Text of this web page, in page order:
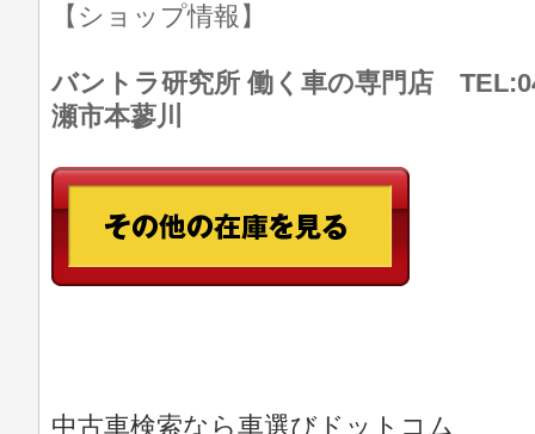
【ショップ情報】
バントラ研究所 働く車の専門店
瀬市本蓼川
中古車検索なら車選びドットコム